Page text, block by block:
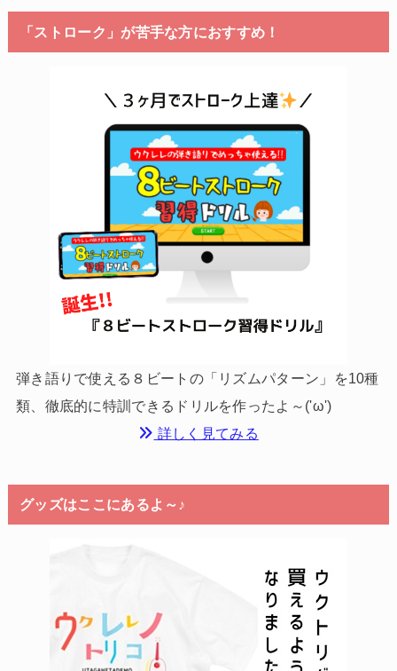
「ストローク」が苦手な方におすすめ！
弾き語りで使える８ビートの「リズムパターン」を10種
類、徹底的に特訓できるドリルを作ったよ～('ω')
詳しく見てみる
グッズはここにあるよ～♪